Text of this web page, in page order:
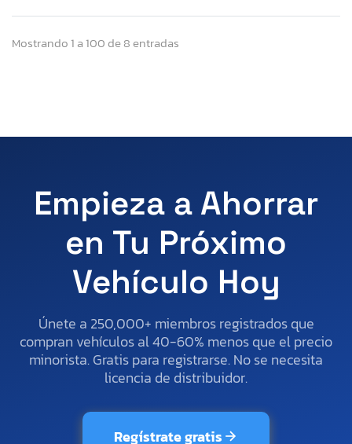
Mostrando 1 a 100 de 8 entradas
Empieza a Ahorrar
en Tu Próximo
Vehículo Hoy
Únete a 250,000+ miembros registrados que
compran vehículos al 40-60% menos que el precio
minorista. Gratis para registrarse. No se necesita
licencia de distribuidor.
Regístrate gratis